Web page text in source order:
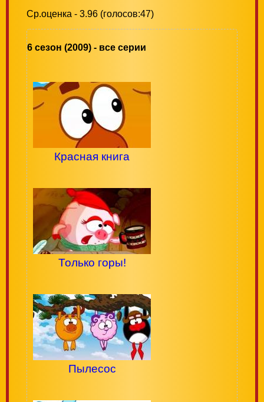
Ср.оценка - 3.96 (голосов:47)
6 сезон (2009) - все серии
Красная книга
Только горы!
Пылесос